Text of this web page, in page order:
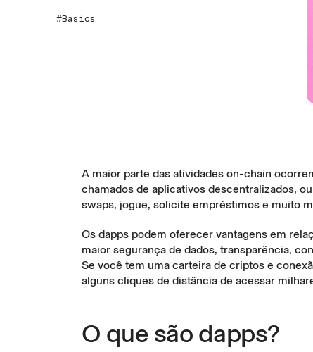
#Basics
A maior parte das atividades on-chain
chamados de aplicativos descentralizados,
swaps, jogue, solicite empréstimos e muito
Os dapps podem oferecer vantagens em
maior segurança de dados, transparência,
Se você tem uma carteira de criptos e
alguns cliques de distância de acessar
O que são dapps?